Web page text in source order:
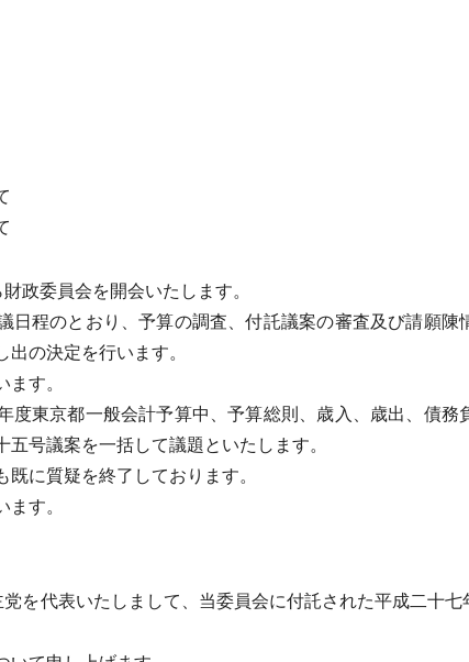
政委員会を開会いたします。
程のとおり、予算の調査、付託議案の審査及び請願陳
の決定を行います。
す。
東京都一般会計予算中、予算総則、歳入、歳出、債務
号議案を一括して議題といたします。
に質疑を終了しております。
す。
を代表いたしまして、当委員会に付託された平成二十七